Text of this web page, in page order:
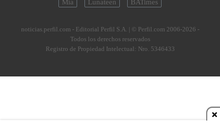
Mía
Lunateen BATimes
noticias.perfil.com - Editorial Perfil S.A. | © Perfil.com 2006-2026 -
Todos los derechos reservados
Registro de Propiedad Intelectual: Nro. 5346433